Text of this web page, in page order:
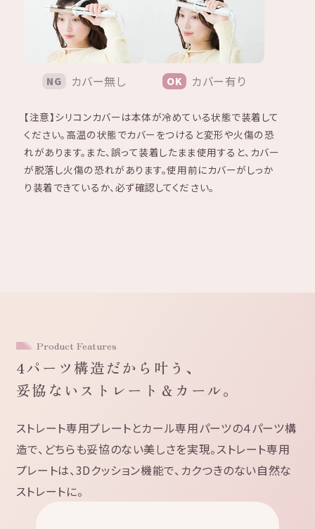
NG カバー無し OK カバー有り
【注意】シリコンカバーは本体が冷めている状態で装着して
ください。高温の状態でカバーをつけると変形や火傷の恐
れがあります。 また、誤って装着したまま使用すると、カバー
が脱落し火傷の恐れがあります。使用前にカバーがしっか
り装着できているか、必ず確認してください。
Product Features
4パーツ構造だから叶う、
妥協ないストレート＆カール。
ストレート専用プレートとカール専用パーツの４パーツ構
造で、 どちらも妥協のない美しさを実現。ストレート専用
プレートは、3Dクッション機能で、 カクつきのない自然な
ストレートに。